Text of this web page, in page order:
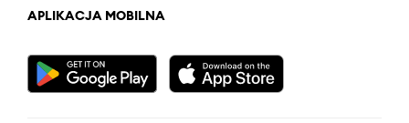
APLIKACJA MOBILNA